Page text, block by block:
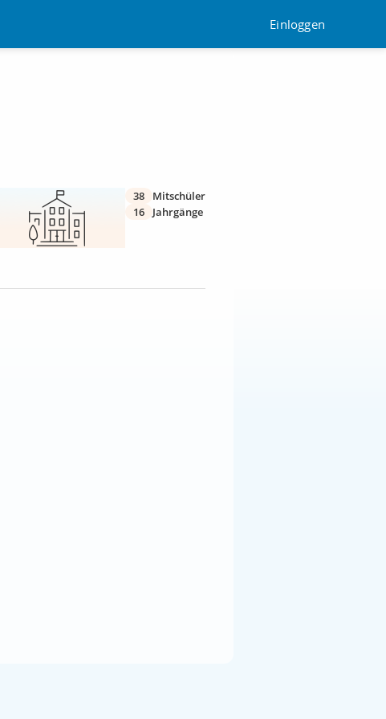
Einloggen
38
Mitschüler
16
Jahrgänge